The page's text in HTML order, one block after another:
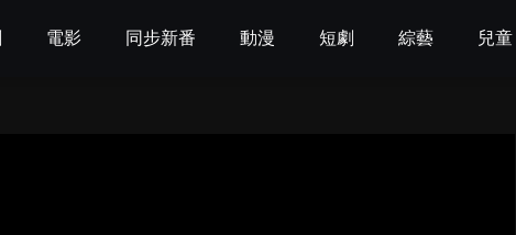
電影 同步新番 動漫 短劇 綜藝 兒童